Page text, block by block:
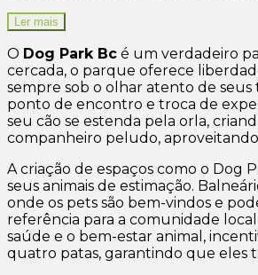
Ler mais
O Dog Park Bc é um verdadeiro
cercada, o parque oferece
sempre sob o olhar atento de
ponto de encontro e troca de
seu cão se estenda pela orla,
companheiro peludo,
A criação de espaços como o Dog
seus animais de estimação.
onde os pets são bem-vindos e
referência para a comunidade
saúde e o bem-estar animal,
quatro patas, garantindo que eles